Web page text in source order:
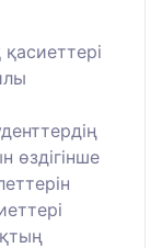
өздігінше